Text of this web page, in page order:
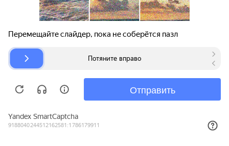
Авторазборки Карта сайта
© bibinet.ru - система поиска запчастей,
Copyright 2010-2026 Все права защищены